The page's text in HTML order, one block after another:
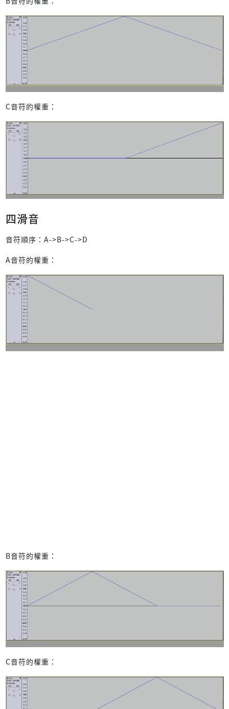
C音符的權重：
四滑音
音符順序：A->B->C->D
A音符的權重：
B音符的權重：
C音符的權重：